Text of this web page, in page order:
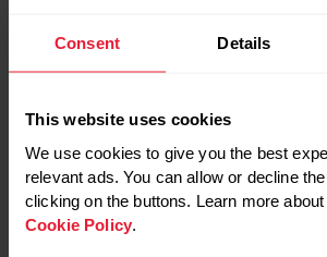
Consent Details
This website uses cookies
We use cookies to give you the best
relevant ads. You can allow or decline
clicking on the buttons. Learn more
Cookie Policy.
voltar com calma – evite exercícios
seus músculos.